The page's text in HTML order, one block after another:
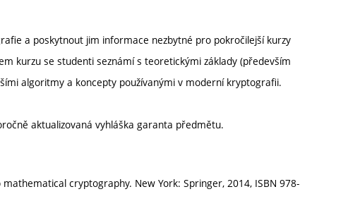
a poskytnout jim informace nezbytné pro pokročilejší kurzy
kurzu se studenti seznámí s teoretickými základy (především
algoritmy a koncepty používanými v moderní kryptografii.
aktualizovaná vyhláška garanta předmětu.
cryptography. New York: Springer, 2014, ISBN 978-